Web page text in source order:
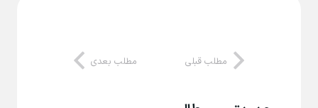
مطلب بعدی مطلب قبلی